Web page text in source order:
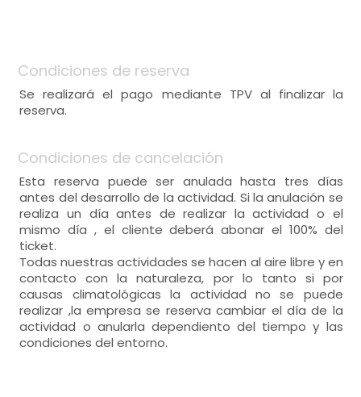
Condiciones de reserva
Se realizará el pago mediante TPV al finalizar la
reserva.
Condiciones de cancelación
Esta reserva puede ser anulada hasta tres días
antes del desarrollo de la actividad. Si la anulación se
realiza un día antes de realizar la actividad o el
mismo día , el cliente deberá abonar el 100% del
ticket.
Todas nuestras actividades se hacen al aire libre y en
contacto con la naturaleza, por lo tanto si por
causas climatológicas la actividad no se puede
realizar ,la empresa se reserva cambiar el día de la
actividad o anularla dependiento del tiempo y las
condiciones del entorno.